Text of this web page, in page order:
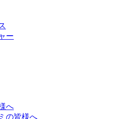
ー
へ
の皆様へ